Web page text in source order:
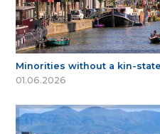
Minorities without a kin-
01.06.2026